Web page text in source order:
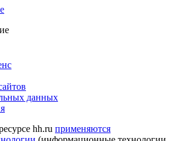
данных
hh.ru применяются